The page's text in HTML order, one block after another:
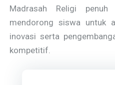
Madrasah Religi
mendorong siswa untuk
inovasi serta
kompetitif.